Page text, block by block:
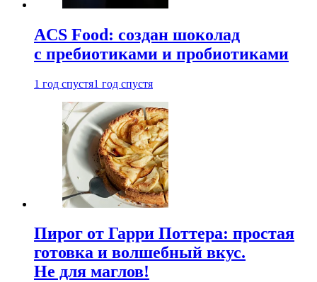
ACS Food: создан шоколад
с пребиотиками и пробиотиками
1 год спустя1 год спустя
Пирог от Гарри Поттера: простая
готовка и волшебный вкус.
Не для маглов!